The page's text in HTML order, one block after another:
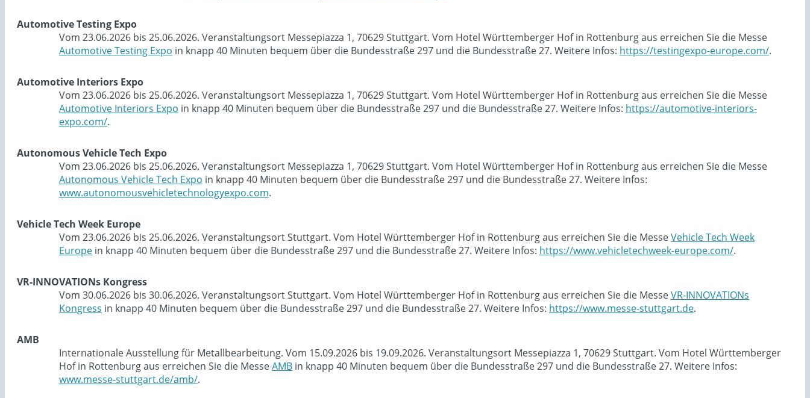
Automotive Testing Expo
Vom 23.06.2026 bis 25.06.2026. Veranstaltungsort Messepiazza 1, 70629 Stuttgart. Vom Hotel Württemberger Hof in Rottenburg aus erreichen Sie die Messe
Automotive Testing Expo in knapp 40 Minuten bequem über die Bundesstraße 297 und die Bundesstraße 27. Weitere Infos: https://testingexpo-europe.com/.
Automotive Interiors Expo
Vom 23.06.2026 bis 25.06.2026. Veranstaltungsort Messepiazza 1, 70629 Stuttgart. Vom Hotel Württemberger Hof in Rottenburg aus erreichen Sie die Messe
Automotive Interiors Expo in knapp 40 Minuten bequem über die Bundesstraße 297 und die Bundesstraße 27. Weitere Infos: https://automotive-interiors-
expo.com/.
Autonomous Vehicle Tech Expo
Vom 23.06.2026 bis 25.06.2026. Veranstaltungsort Messepiazza 1, 70629 Stuttgart. Vom Hotel Württemberger Hof in Rottenburg aus erreichen Sie die Messe
Autonomous Vehicle Tech Expo in knapp 40 Minuten bequem über die Bundesstraße 297 und die Bundesstraße 27. Weitere Infos:
www.autonomousvehicletechnologyexpo.com.
Vehicle Tech Week Europe
Vom 23.06.2026 bis 25.06.2026. Veranstaltungsort Stuttgart. Vom Hotel Württemberger Hof in Rottenburg aus erreichen Sie die MesseVehicle Tech Week
Europe in knapp 40 Minuten bequem über die Bundesstraße 297 und die Bundesstraße 27. Weitere Infos: https://www.vehicletechweek-europe.com/.
VR-INNOVATIONs Kongress
Vom 30.06.2026 bis 30.06.2026. Veranstaltungsort Stuttgart. Vom Hotel Württemberger Hof in Rottenburg aus erreichen Sie die MesseVR-INNOVATIONs
Kongress in knapp 40 Minuten bequem über die Bundesstraße 297 und die Bundesstraße 27. Weitere Infos: https://www.messe-stuttgart.de.
AMB
Internationale Ausstellung für Metallbearbeitung. Vom 15.09.2026 bis 19.09.2026. Veranstaltungsort Messepiazza 1, 70629 Stuttgart. Vom Hotel Württemberger
Hof in Rottenburg aus erreichen Sie die MesseAMB in knapp 40 Minuten bequem über die Bundesstraße 297 und die Bundesstraße 27. Weitere Infos:
www.messe-stuttgart.de/amb/.